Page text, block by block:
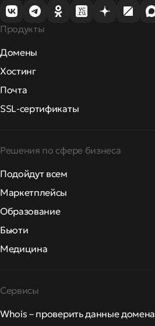
Продукты
Домены
Хостинг
Почта
SSL-сертификаты
Решения по сфере бизнеса
Подойдут всем
Маркетплейсы
Образование
Бьюти
Медицина
Сервисы
Whois – проверить данные домена